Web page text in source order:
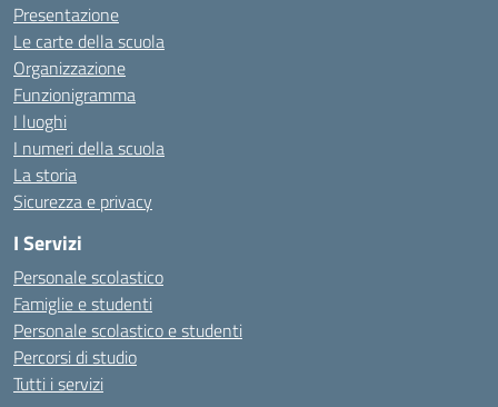
Presentazione
Le carte della scuola
Organizzazione
Funzionigramma
I luoghi
I numeri della scuola
La storia
Sicurezza e privacy
I Servizi
Personale scolastico
Famiglie e studenti
Personale scolastico e studenti
Percorsi di studio
Tutti i servizi